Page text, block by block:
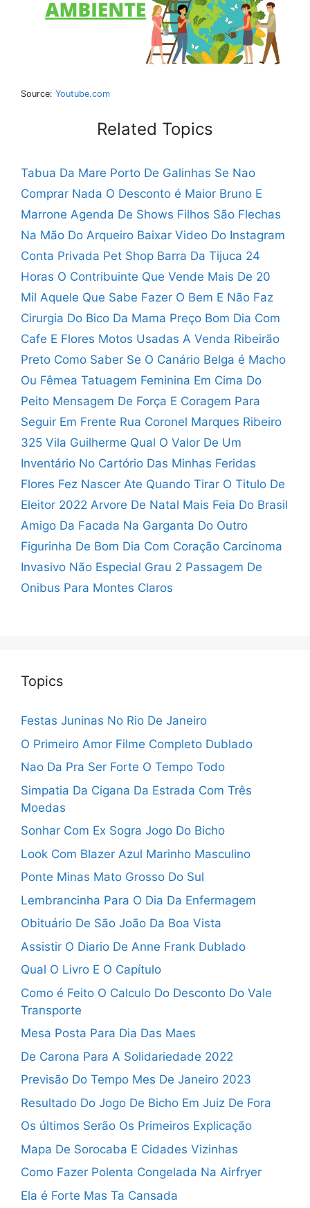
Source: Youtube.com
Related Topics
Tabua Da Mare Porto De Galinhas Se Nao
Comprar Nada O Desconto é Maior Bruno E
Marrone Agenda De Shows Filhos São Flechas
Na Mão Do Arqueiro Baixar Video Do Instagram
Conta Privada Pet Shop Barra Da Tijuca 24
Horas O Contribuinte Que Vende Mais De 20
Mil Aquele Que Sabe Fazer O Bem E Não Faz
Cirurgia Do Bico Da Mama Preço Bom Dia Com
Cafe E Flores Motos Usadas A Venda Ribeirão
Preto Como Saber Se O Canário Belga é Macho
Ou Fêmea Tatuagem Feminina Em Cima Do
Peito Mensagem De Força E Coragem Para
Seguir Em Frente Rua Coronel Marques Ribeiro
325 Vila Guilherme Qual O Valor De Um
Inventário No Cartório Das Minhas Feridas
Flores Fez Nascer Ate Quando Tirar O Titulo De
Eleitor 2022 Arvore De Natal Mais Feia Do Brasil
Amigo Da Facada Na Garganta Do Outro
Figurinha De Bom Dia Com Coração Carcinoma
Invasivo Não Especial Grau 2 Passagem De
Onibus Para Montes Claros
Topics
Festas Juninas No Rio De Janeiro
O Primeiro Amor Filme Completo Dublado
Nao Da Pra Ser Forte O Tempo Todo
Simpatia Da Cigana Da Estrada Com Três
Moedas
Sonhar Com Ex Sogra Jogo Do Bicho
Look Com Blazer Azul Marinho Masculino
Ponte Minas Mato Grosso Do Sul
Lembrancinha Para O Dia Da Enfermagem
Obituário De São João Da Boa Vista
Assistir O Diario De Anne Frank Dublado
Qual O Livro E O Capítulo
Como é Feito O Calculo Do Desconto Do Vale
Transporte
Mesa Posta Para Dia Das Maes
De Carona Para A Solidariedade 2022
Previsão Do Tempo Mes De Janeiro 2023
Resultado Do Jogo De Bicho Em Juiz De Fora
Os últimos Serão Os Primeiros Explicação
Mapa De Sorocaba E Cidades Vizinhas
Como Fazer Polenta Congelada Na Airfryer
Ela é Forte Mas Ta Cansada